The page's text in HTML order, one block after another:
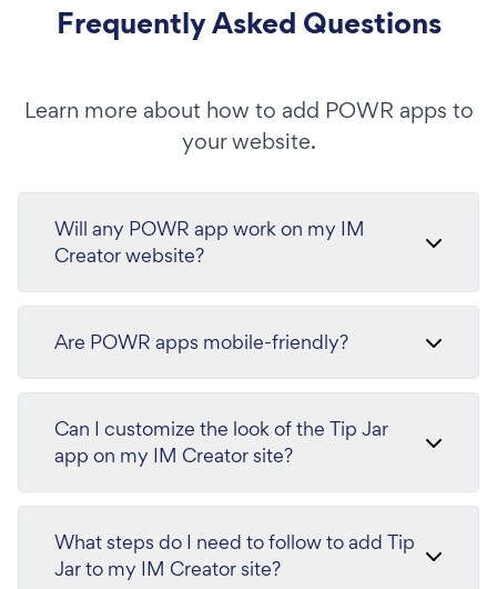
Frequently Asked Questions
Learn more about how to add POWR apps to
your website.
Will any POWR app work on my IM
Creator website?
Are POWR apps mobile-friendly?
Can I customize the look of the Tip Jar
app on my IM Creator site?
What steps do I need to follow to add Tip
Jar to my IM Creator site?